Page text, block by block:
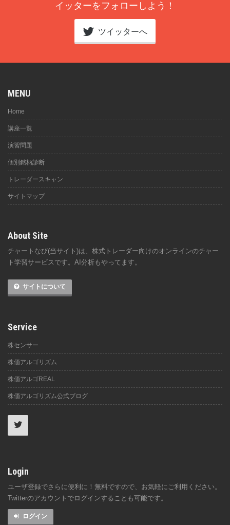
イッターをフォローしよう！
ツイッターへ
MENU
Home
講座一覧
演習問題
個別銘柄診断
トレーダースキャン
サイトマップ
About Site
チャートなび(当サイト)は、株式トレーダー向けのオンラインのチャー
ト学習サービスです。AI分析もやってます。
サイトについて
Service
株センサー
株価アルゴリズム
株価アルゴREAL
株価アルゴリズム公式ブログ
Login
ユーザ登録でさらに便利に！無料ですので、お気軽にご利用ください。
Twitterのアカウントでログインすることも可能です。
ログイン